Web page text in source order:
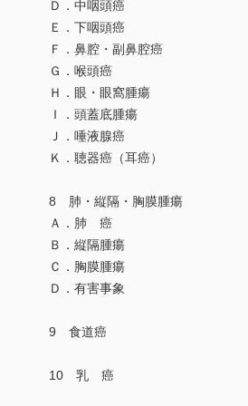
Ｄ．中咽頭癌
Ｅ．下咽頭癌
Ｆ．鼻腔・副鼻腔癌
Ｇ．喉頭癌
Ｈ．眼・眼窩腫瘍
Ｉ．頭蓋底腫瘍
Ｊ．唾液腺癌
Ｋ．聴器癌（耳癌）
8 肺・縦隔・胸膜腫瘍
Ａ．肺 癌
Ｂ．縦隔腫瘍
Ｃ．胸膜腫瘍
Ｄ．有害事象
9 食道癌
10 乳 癌